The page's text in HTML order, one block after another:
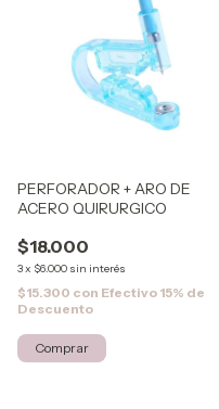
PERFORADOR + ARO DE
ACERO QUIRURGICO
$18.000
3x $6.000 sin interés
$15.300 con Efectivo 15% de
Descuento